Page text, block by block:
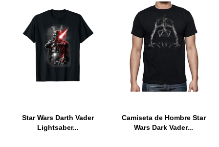
Star Wars Darth Vader
Lightsaber...
Camiseta de Hombre Star
Wars Dark Vader...